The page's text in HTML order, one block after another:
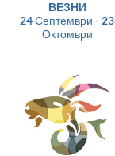
ВЕЗНИ
24 Септември - 23
Октомври